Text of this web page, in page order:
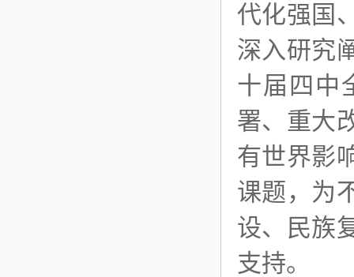
代化强国
深入研究
十届四中
署、重大
有世界影
课题，为
设、民族
支持。